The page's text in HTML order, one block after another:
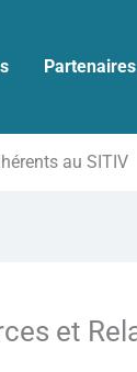
Partenaires
au SITIV
et